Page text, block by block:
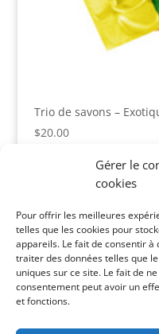
Gérer le
cookies
Pour offrir les meilleures
telles que les cookies pour
appareils. Le fait de consentir
traiter des données telles que
uniques sur ce site. Le fait de
consentement peut avoir un
et fonctions.
Trio de savons –
$20.00
Votre panier est vide.
Catégories de
Recherche de